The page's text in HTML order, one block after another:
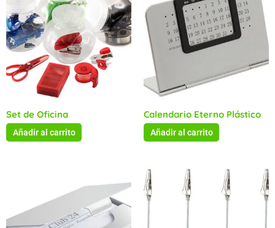
Set de Oficina
Añadir al carrito
Calendario Eterno Plástico
Añadir al carrito